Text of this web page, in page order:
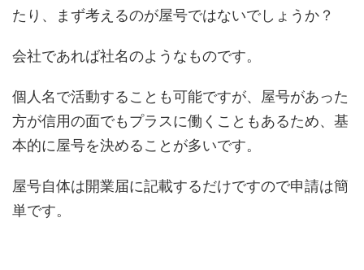
たり、まず考えるのが屋号ではないでしょうか？
会社であれば社名のようなものです。
個人名で活動することも可能ですが、屋号があった
方が信用の面でもプラスに働くこともあるため、基
本的に屋号を決めることが多いです。
屋号自体は開業届に記載するだけですので申請は簡
単です。